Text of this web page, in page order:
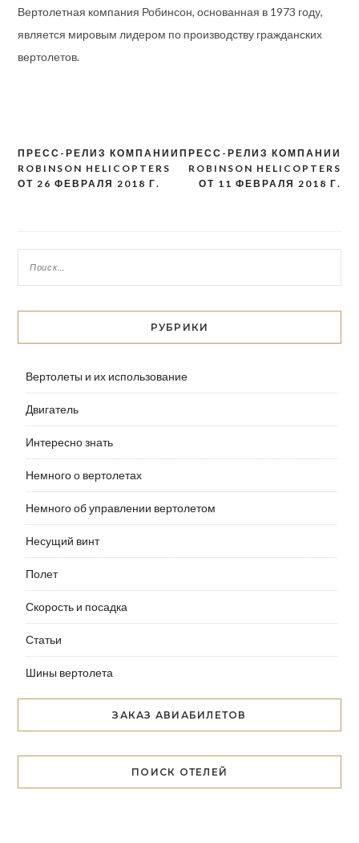
Вертолетная компания Робинсон, основанная в 1973 году,
является мировым лидером по производству гражданских
вертолетов.
Навигация
по
ПРЕСС-РЕЛИЗ КОМПАНИИ
ROBINSON HELICOPTERS
ОТ 11 ФЕВРАЛЯ 2018 Г.
ПРЕСС-РЕЛИЗ КОМПАНИИ
ROBINSON HELICOPTERS
ОТ 26 ФЕВРАЛЯ 2018 Г.
РУБРИКИ
Вертолеты и их использование
Двигатель
Интересно знать
Немного о вертолетах
Немного об управлении вертолетом
Несущий винт
Полет
Скорость и посадка
Статьи
Шины вертолета
ЗАКАЗ АВИАБИЛЕТОВ
ПОИСК ОТЕЛЕЙ